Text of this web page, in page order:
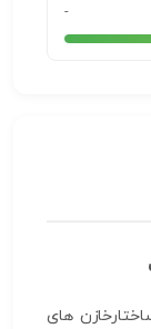
-
های